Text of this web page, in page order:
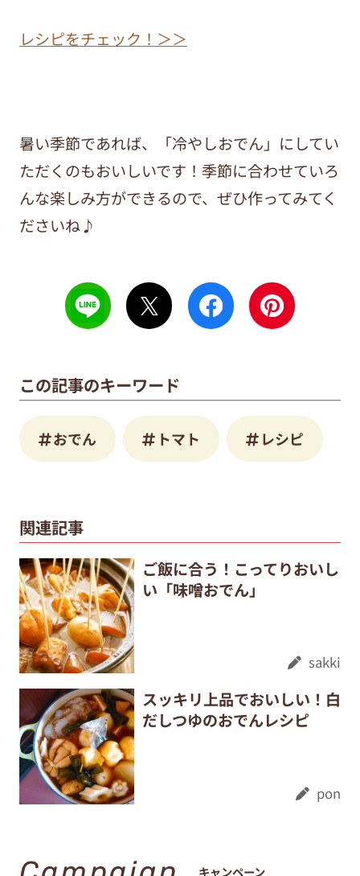
レシピをチェック！＞＞
暑い季節であれば、「冷やしおでん」にしてい
ただくのもおいしいです！季節に合わせていろ
んな楽しみ方ができるので、ぜひ作ってみてく
ださいね♪
この記事のキーワード
おでん トマト レシピ
関連記事
ご飯に合う！こってりおいし
い「味噌おでん」
sakki
スッキリ上品でおいしい！白
だしつゆのおでんレシピ
pon
キャンペーン